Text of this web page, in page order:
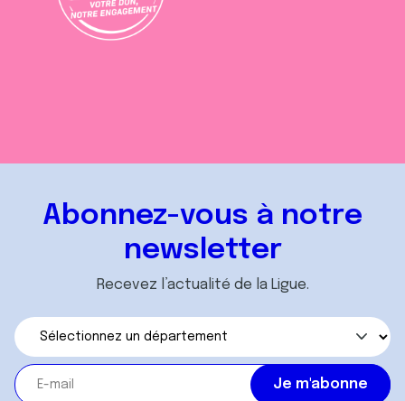
Abonnez-vous à notre
newsletter
Recevez l’actualité de la Ligue.